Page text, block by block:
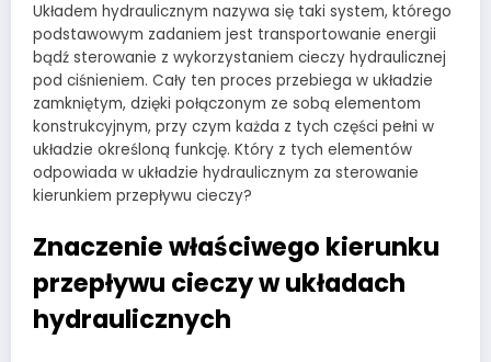
Układem hydraulicznym nazywa się taki system, którego
podstawowym zadaniem jest transportowanie energii
bądź sterowanie z wykorzystaniem cieczy hydraulicznej
pod ciśnieniem. Cały ten proces przebiega w układzie
zamkniętym, dzięki połączonym ze sobą elementom
konstrukcyjnym, przy czym każda z tych części pełni w
układzie określoną funkcję. Który z tych elementów
odpowiada w układzie hydraulicznym za sterowanie
kierunkiem przepływu cieczy?
Znaczenie właściwego kierunku
przepływu cieczy w układach
hydraulicznych